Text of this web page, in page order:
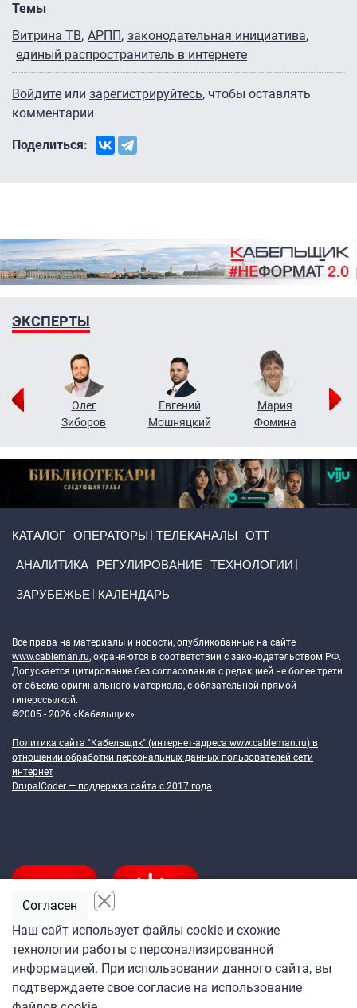
Темы
Витрина ТВ АРПП законодательная инициатива
единый распространитель в интернете
Войдите или зарегистрируйтесь, чтобы оставлять
комментарии
Поделиться:
ЭКСПЕРТЫ
Олег
Зиборов
Евгений
Мошняцкий
Мария
Фомина
КАТАЛОГ ОПЕРАТОРЫ ТЕЛЕКАНАЛЫ ОТТ
АНАЛИТИКА РЕГУЛИРОВАНИЕ ТЕХНОЛОГИИ
ЗАРУБЕЖЬЕ КАЛЕНДАРЬ
Все права на материалы и новости, опубликованные на сайте
www.cableman.ru, охраняются в соответствии с законодательством РФ.
Допускается цитирование без согласования с редакцией не более трети
от объема оригинального материала, с обязательной прямой
гиперссылкой.
©2005 - 2026 «Кабельщик»
Политика сайта "Кабельщик" (интернет-адреса www.cableman.ru) в
отношении обработки персональных данных пользователей сети
интернет
DrupalCoder — поддержка сайта c 2017 года
Подпишитесь
на ежедневную рассылку
«Кабельщика»
Наш сайт использует файлы cookie и схожие
технологии работы с персонализированной
информацией. При использовании данного сайта, вы
подтверждаете свое согласие на использование
Согласен